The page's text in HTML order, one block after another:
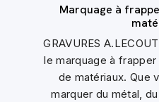
Marquage à
GRAVURES
le marquage à
de matériaux. Que
marquer du métal,